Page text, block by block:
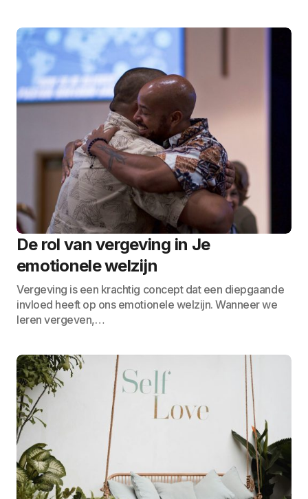
De rol van vergeving in Je
emotionele welzijn
Vergeving is een krachtig concept dat een diepgaande
invloed heeft op ons emotionele welzijn. Wanneer we
leren vergeven,…